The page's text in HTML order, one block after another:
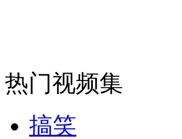
安徽一实载49人客车翻车
热门视频集
搞笑